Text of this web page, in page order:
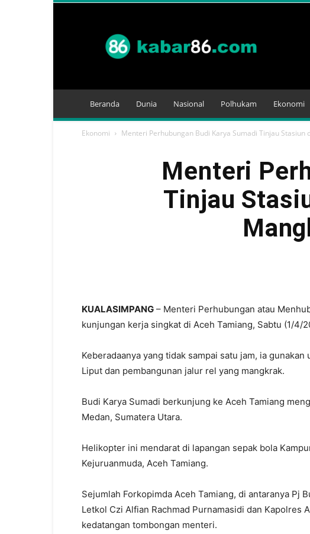
Beranda Dunia Nasional Polhukam Ekonomi
Ekonomi Menteri Perhubungan Budi Karya Sumadi Tinjau Stasiun
Menteri
Tinjau
KUALASIMPANG – Menteri Perhubungan atau
kunjungan kerja singkat di Aceh Tamiang, Sabtu (1/4/
Keberadaanya yang tidak sampai satu jam, ia
Liput dan pembangunan jalur rel yang mangkrak.
Budi Karya Sumadi berkunjung ke Aceh Tamiang
Medan, Sumatera Utara.
Helikopter ini mendarat di lapangan sepak bola
Kejuruanmuda, Aceh Tamiang.
Sejumlah Forkopimda Aceh Tamiang, di antaranya Pj
Letkol Czi Alfian Rachmad Purnamasidi dan Kapolres
kedatangan tombongan menteri.